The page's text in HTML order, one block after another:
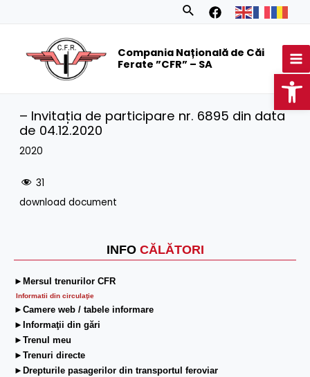
Search
Compania Națională de Căi
Ferate ”CFR” – SA
INFO CĂLĂTORI
►Mersul trenurilor CFR
Informatii din circulaţie
►Camere web / tabele informare
►Informaţii din gări
►Trenul meu
►Trenuri directe
►Drepturile pasagerilor din transportul feroviar
– Invitația de participare nr. 6895 din data
de 04.12.2020
2020
31
download document